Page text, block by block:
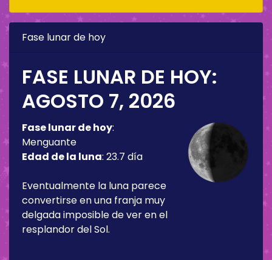
Fase lunar de hoy
FASE LUNAR DE HOY:
AGOSTO 7, 2026
Fase lunar de hoy:
Menguante
Edad de la luna: 23.7 día
Eventualmente la luna parece
convertirse en una franja muy
delgada imposible de ver en el
resplandor del Sol.